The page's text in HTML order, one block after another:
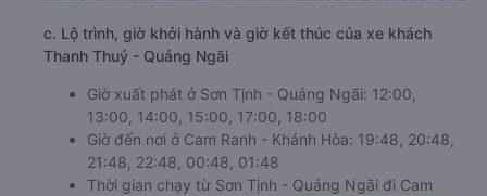
c. Lộ trình, giờ khởi hành và giờ kết thúc của xe khách
Thanh Thuỷ - Quảng Ngãi
Giờ xuất phát ở Sơn Tịnh - Quảng Ngãi: 12:00,
13:00, 14:00, 15:00, 17:00, 18:00
Giờ đến nơi ở Cam Ranh - Khánh Hòa: 19:48, 20:48,
21:48, 22:48, 00:48, 01:48
Thời gian chạy từ Sơn Tịnh - Quảng Ngãi đi Cam